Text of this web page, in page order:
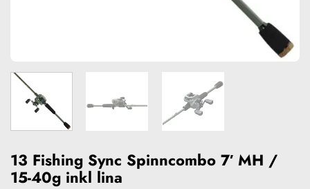
13 Fishing Sync Spinncombo 7′ MH /
15-40g inkl lina